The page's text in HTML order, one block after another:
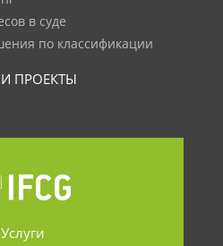
в суде
по классификации
ПРОЕКТЫ
Услуги